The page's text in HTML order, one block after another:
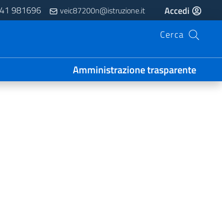
981696 veic87200n@istruzione.it Accedi
Cerca
Amministrazione trasparente